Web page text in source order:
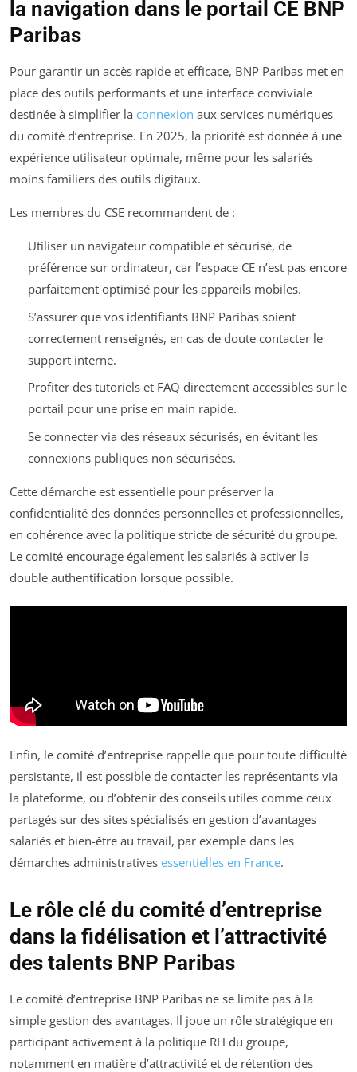
la navigation dans le portail CE BNP
Paribas
Pour garantir un accès rapide et efficace, BNP Paribas met en
place des outils performants et une interface conviviale
destinée à simplifier la connexion aux services numériques
du comité d’entreprise. En 2025, la priorité est donnée à une
expérience utilisateur optimale, même pour les salariés
moins familiers des outils digitaux.
Les membres du CSE recommandent de :
Utiliser un navigateur compatible et sécurisé, de
préférence sur ordinateur, car l’espace CE n’est pas encore
parfaitement optimisé pour les appareils mobiles.
S’assurer que vos identifiants BNP Paribas soient
correctement renseignés, en cas de doute contacter le
support interne.
Profiter des tutoriels et FAQ directement accessibles sur le
portail pour une prise en main rapide.
Se connecter via des réseaux sécurisés, en évitant les
connexions publiques non sécurisées.
Cette démarche est essentielle pour préserver la
confidentialité des données personnelles et professionnelles,
en cohérence avec la politique stricte de sécurité du groupe.
Le comité encourage également les salariés à activer la
double authentification lorsque possible.
Enfin, le comité d’entreprise rappelle que pour toute difficulté
persistante, il est possible de contacter les représentants via
la plateforme, ou d’obtenir des conseils utiles comme ceux
partagés sur des sites spécialisés en gestion d’avantages
salariés et bien-être au travail, par exemple dans les
démarches administratives essentielles en France.
Le rôle clé du comité d’entreprise
dans la fidélisation et l’attractivité
des talents BNP Paribas
Le comité d’entreprise BNP Paribas ne se limite pas à la
simple gestion des avantages. Il joue un rôle stratégique en
participant activement à la politique RH du groupe,
notamment en matière d’attractivité et de rétention des